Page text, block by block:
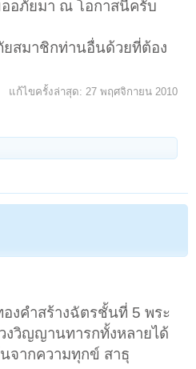
อภัยมา ณ โอกาสนี้ครับ
สมาชิกท่านอื่นด้วยที่ต้อง
แก้ไขครั้งล่าสุด: 27 พฤศจิกายน 2010
งคำสร้างฉัตรชั้นที่ 5 พระ
วิญญานทารกทั้งหลายได้
จากความทุกข์ สาธุ